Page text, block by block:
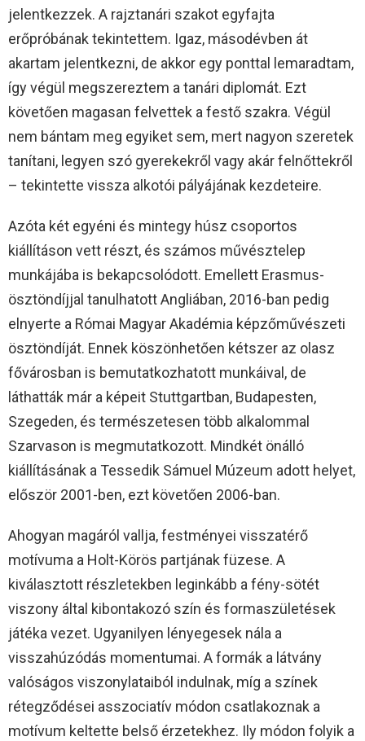
jelentkezzek. A rajztanári szakot egyfajta
erőpróbának tekintettem. Igaz, másodévben át
akartam jelentkezni, de akkor egy ponttal lemaradtam,
így végül megszereztem a tanári diplomát. Ezt
követően magasan felvettek a festő szakra. Végül
nem bántam meg egyiket sem, mert nagyon szeretek
tanítani, legyen szó gyerekekről vagy akár felnőttekről
– tekintette vissza alkotói pályájának kezdeteire.
Azóta két egyéni és mintegy húsz csoportos
kiállításon vett részt, és számos művésztelep
munkájába is bekapcsolódott. Emellett Erasmus-
ösztöndíjjal tanulhatott Angliában, 2016-ban pedig
elnyerte a Római Magyar Akadémia képzőművészeti
ösztöndíját. Ennek köszönhetően kétszer az olasz
fővárosban is bemutatkozhatott munkáival, de
láthatták már a képeit Stuttgartban, Budapesten,
Szegeden, és természetesen több alkalommal
Szarvason is megmutatkozott. Mindkét önálló
kiállításának a Tessedik Sámuel Múzeum adott helyet,
először 2001-ben, ezt követően 2006-ban.
Ahogyan magáról vallja, festményei visszatérő
motívuma a Holt-Körös partjának füzese. A
kiválasztott részletekben leginkább a fény-sötét
viszony által kibontakozó szín és formaszületések
játéka vezet. Ugyanilyen lényegesek nála a
visszahúzódás momentumai. A formák a látvány
valóságos viszonylataiból indulnak, míg a színek
rétegződései asszociatív módon csatlakoznak a
motívum keltette belső érzetekhez. Ily módon folyik a